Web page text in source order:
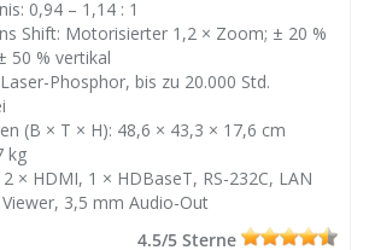
0,94 – 1,14 : 1
Shift: Motorisierter 1,2 × Zoom; ± 20 %
50 % vertikal
Phosphor, bis zu 20.000 Std.
(B × T × H): 48,6 × 43,3 × 17,6 cm
kg
× HDMI, 1 × HDBaseT, RS-232C, LAN
Viewer, 3,5 mm Audio-Out
4.5/5 Sterne